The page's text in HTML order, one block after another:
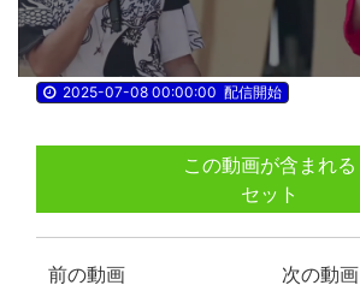
2025-07-08 00:00:00 配信開始
この動画が含まれる
セット
前の動画 次の動画